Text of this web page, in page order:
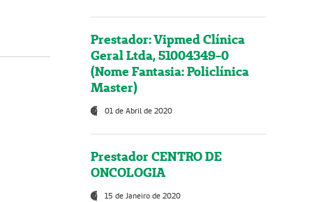
Prestador: Vipmed Clínica
Geral Ltda, 51004349-0
(Nome Fantasia: Policlínica
Master)
01 de Abril de 2020
Prestador CENTRO DE
ONCOLOGIA
15 de Janeiro de 2020